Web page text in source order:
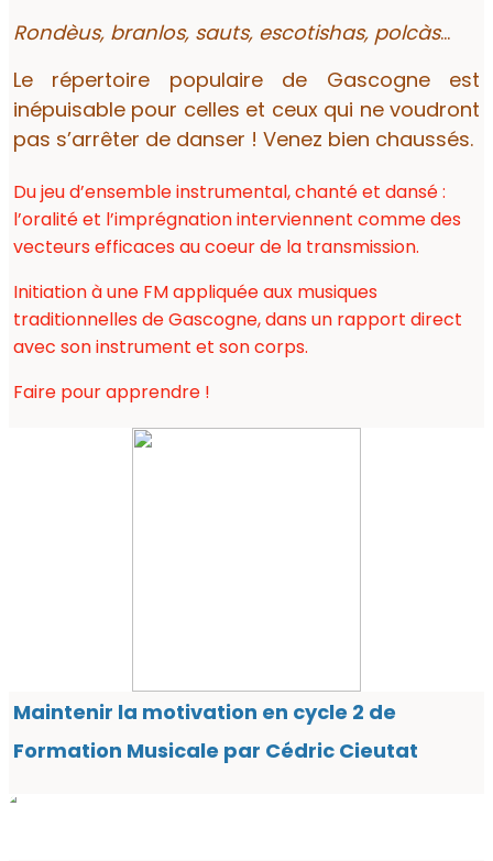
Rondèus, branlos, sauts, escotishas, polcàs...
Le répertoire populaire de Gascogne est
inépuisable pour celles et ceux qui ne voudront
pas s’arrêter de danser ! Venez bien chaussés.
Du jeu d’ensemble instrumental, chanté et dansé :
l’oralité et l’imprégnation interviennent comme des
vecteurs efficaces au coeur de la transmission.
Initiation à une FM appliquée aux musiques
traditionnelles de Gascogne, dans un rapport direct
avec son instrument et son corps.
Faire pour apprendre !
Maintenir la motivation en cycle 2 de
Formation Musicale par Cédric Cieutat